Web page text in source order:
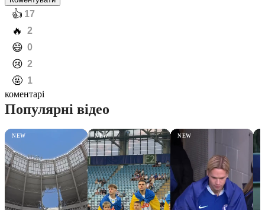
️👍 17
️🔥 2
️😄 0
️😢 2
️🤬 1
коментарі